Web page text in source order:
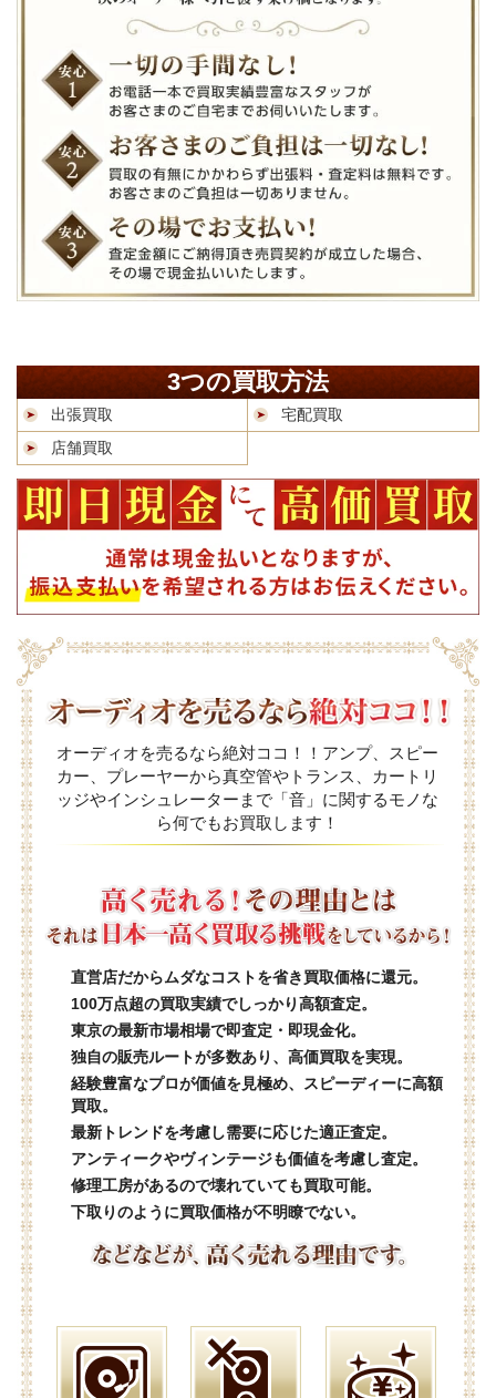
3つの買取方法
出張買取
宅配買取
店舗買取
オーディオを売るなら絶対ココ！！アンプ、スピー
カー、プレーヤーから真空管やトランス、カートリ
ッジやインシュレーターまで「音」に関するモノな
ら何でもお買取します！
直営店だからムダなコストを省き買取価格に還元。
100万点超の買取実績でしっかり高額査定。
東京の最新市場相場で即査定・即現金化。
独自の販売ルートが多数あり、高価買取を実現。
経験豊富なプロが価値を見極め、スピーディーに高額
買取。
最新トレンドを考慮し需要に応じた適正査定。
アンティークやヴィンテージも価値を考慮し査定。
修理工房があるので壊れていても買取可能。
下取りのように買取価格が不明瞭でない。